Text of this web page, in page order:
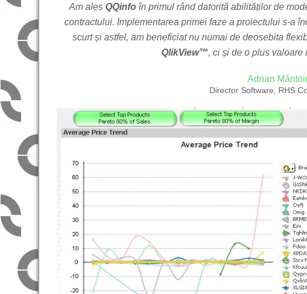
Am ales QQinfo în primul rând datorită abilităților de
contractului. Implementarea primei faze a proiectului s-a
scurt și astfel, am beneficiat nu numai de deosebita
QlikView™, ci și de o plus valoare
Adrian
Director Software, RHS